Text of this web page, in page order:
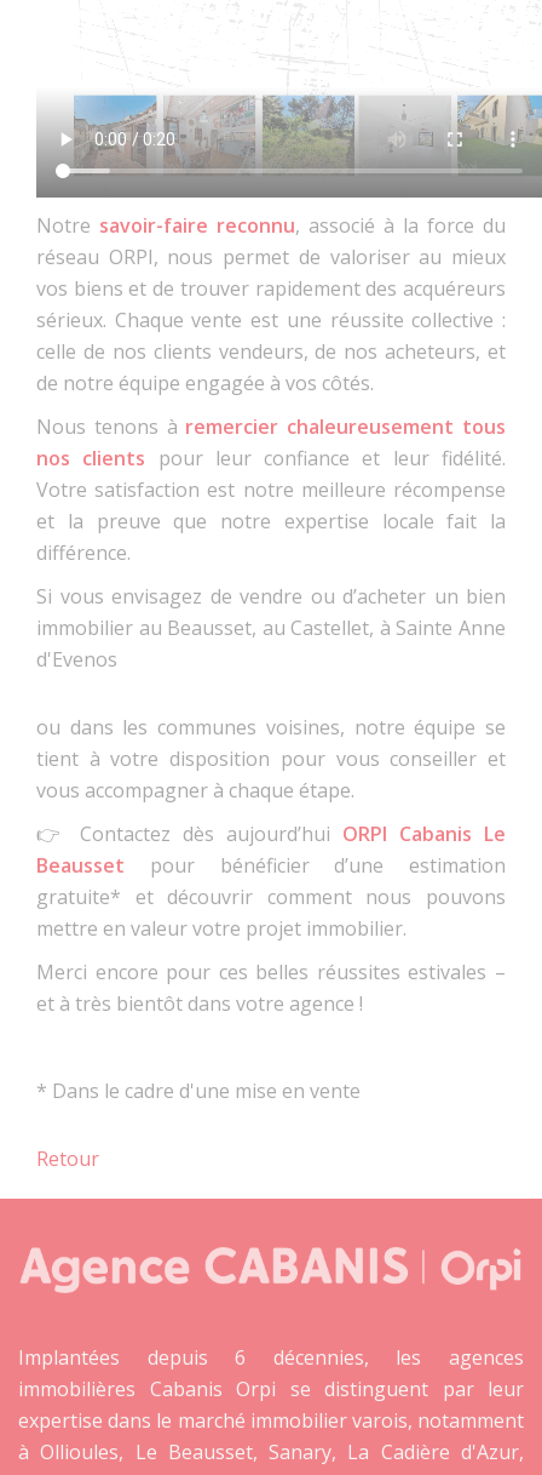
Notre savoir-faire reconnu, associé à la force du
réseau ORPI, nous permet de valoriser au mieux
vos biens et de trouver rapidement des acquéreurs
sérieux. Chaque vente est une réussite collective :
celle de nos clients vendeurs, de nos acheteurs, et
de notre équipe engagée à vos côtés.
Nous tenons à remercier chaleureusement tous
nos clients pour leur confiance et leur fidélité.
Votre satisfaction est notre meilleure récompense
et la preuve que notre expertise locale fait la
différence.
Si vous envisagez de vendre ou d’acheter un bien
immobilier au Beausset, au Castellet, à Sainte Anne
d'Evenos
ou dans les communes voisines, notre équipe se
tient à votre disposition pour vous conseiller et
vous accompagner à chaque étape.
👉 Contactez dès aujourd’hui ORPI Cabanis Le
Beausset pour bénéficier d’une estimation
gratuite* et découvrir comment nous pouvons
mettre en valeur votre projet immobilier.
Merci encore pour ces belles réussites estivales –
et à très bientôt dans votre agence !
* Dans le cadre d'une mise en vente
Retour
Implantées depuis 6 décennies, les agences
immobilières Cabanis Orpi se distinguent par leur
expertise dans le marché immobilier varois, notamment
à Ollioules, Le Beausset, Sanary, La Cadière d'Azur,